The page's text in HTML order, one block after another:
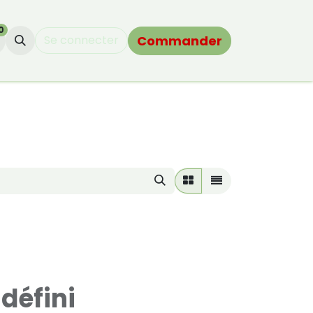
Se connecter Commander